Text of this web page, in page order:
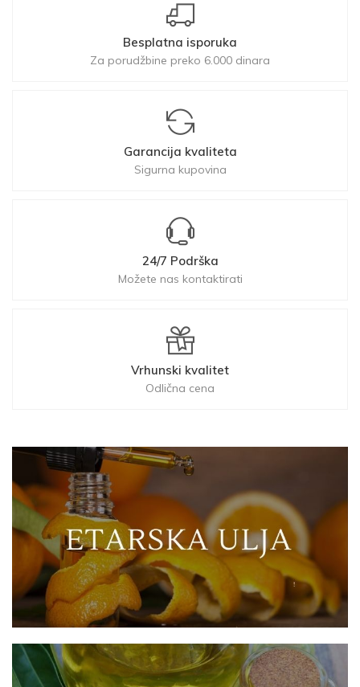
Besplatna isporuka
Za porudžbine preko 6.000 dinara
Garancija kvaliteta
Sigurna kupovina
24/7 Podrška
Možete nas kontaktirati
Vrhunski kvalitet
Odlična cena